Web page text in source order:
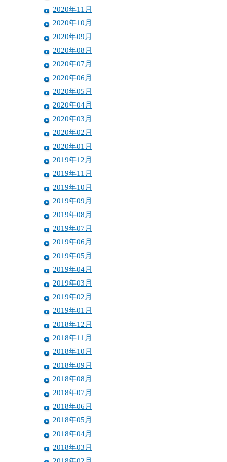
2020年11月
2020年10月
2020年09月
2020年08月
2020年07月
2020年06月
2020年05月
2020年04月
2020年03月
2020年02月
2020年01月
2019年12月
2019年11月
2019年10月
2019年09月
2019年08月
2019年07月
2019年06月
2019年05月
2019年04月
2019年03月
2019年02月
2019年01月
2018年12月
2018年11月
2018年10月
2018年09月
2018年08月
2018年07月
2018年06月
2018年05月
2018年04月
2018年03月